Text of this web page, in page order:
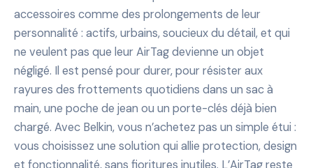
accessoires comme des prolongements de leur
personnalité : actifs, urbains, soucieux du détail, et qui
ne veulent pas que leur AirTag devienne un objet
négligé. Il est pensé pour durer, pour résister aux
rayures des frottements quotidiens dans un sac à
main, une poche de jean ou un porte-clés déjà bien
chargé. Avec Belkin, vous n’achetez pas un simple étui :
vous choisissez une solution qui allie protection, design
et fonctionnalité, sans fioritures inutiles. L’AirTag reste